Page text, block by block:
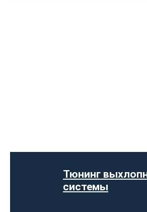
Тюнинг
системы
Отключение клапана EGR
Отключение сажевого